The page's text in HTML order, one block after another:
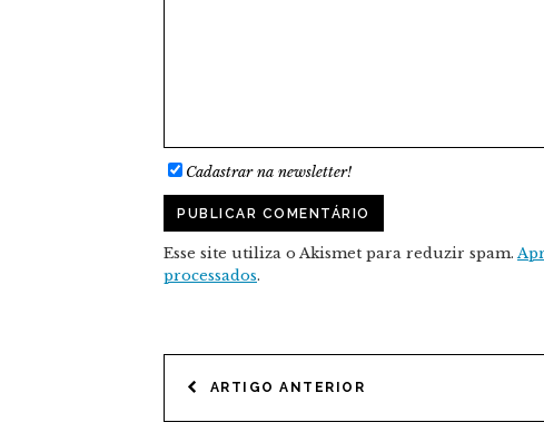
Cadastrar na newsletter!
Esse site utiliza o Akismet para reduzir spam.
processados.
DE
POST
ARTIGO ANTERIOR